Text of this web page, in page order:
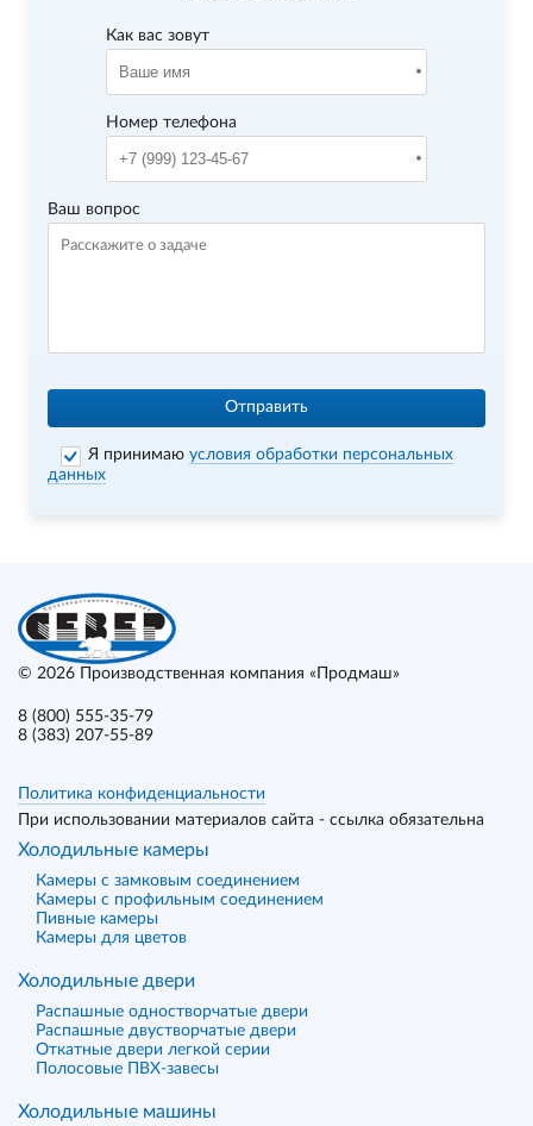
Как вас зовут
Номер телефона
Ваш вопрос
Отправить
Я принимаюусловия обработки персональных
данных
© 2026 Производственная компания «Продмаш»
8 (800) 555-35-79
8 (383) 207-55-89
Политика конфиденциальности
При использовании материалов сайта - ссылка обязательна
Холодильные камеры
Камеры с замковым соединением
Камеры с профильным соединением
Пивные камеры
Камеры для цветов
Холодильные двери
Распашные одностворчатые двери
Распашные двустворчатые двери
Откатные двери легкой серии
Полосовые ПВХ-завесы
Холодильные машины